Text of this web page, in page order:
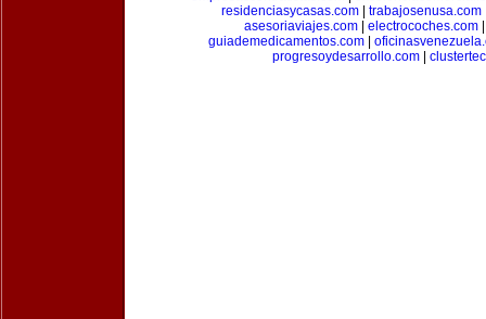
residenciasycasas.com| trabajosenusa.com
asesoriaviajes.com| electrocoches.com
guiademedicamentos.com|
progresoydesarrollo.com